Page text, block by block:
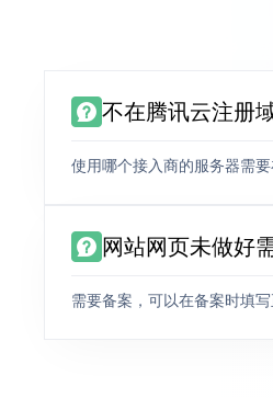
不在腾讯云注册
使用哪个接入商的服务器需
网站网页未做好
需要备案，可以在备案时填